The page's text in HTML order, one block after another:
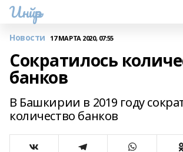
Инйәр
Новости 17 МАРТА 2020, 07:55
Сократилось
банков
В Башкирии в 2019 году
количество банков